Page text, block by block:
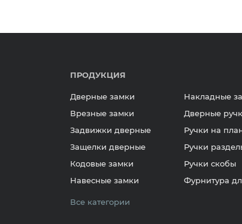
ПРОДУКЦИЯ
Дверные замки
Врезные замки
Задвижки дверные
Защелки дверные
Кодовые замки
Навесные замки
Накладные
Дверные
Ручки на
Ручки
Ручки скобы
Фурнитура
Все категории